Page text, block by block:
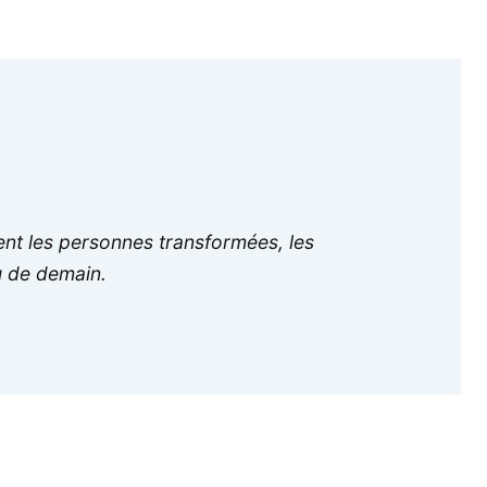
les personnes transformées, les
demain.